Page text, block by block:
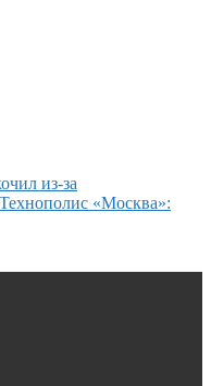
из-за
«Москва»: